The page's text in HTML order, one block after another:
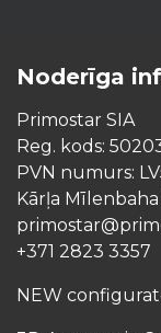
Noderīga
Primostar SIA
Reg. kods:
PVN numurs:
Kārļa Mīlenbaha
+371 2823 3357
NEW